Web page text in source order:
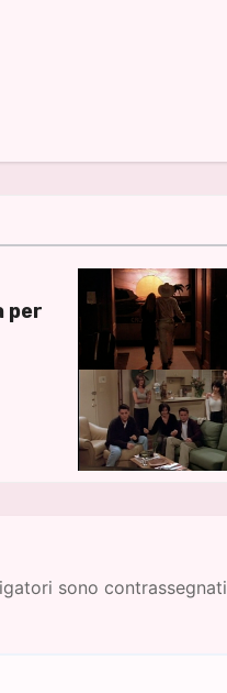
per
sono contrassegnati